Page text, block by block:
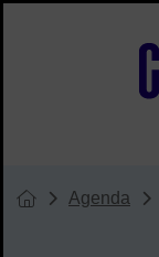
Vous êtes ici :
Page d'accueil
Agenda